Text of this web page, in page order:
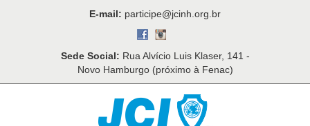
E-mail: participe@jcinh.org.br
Sede Social: Rua Alvício Luis Klaser, 141 -
Novo Hamburgo (próximo à Fenac)